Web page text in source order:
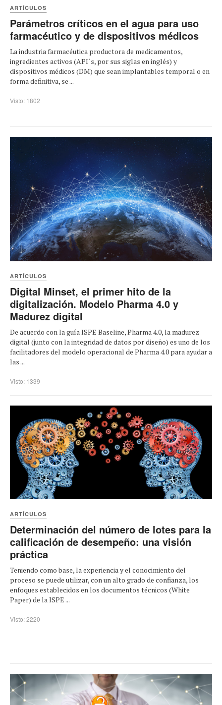
ARTÍCULOS
Parámetros críticos en el agua para uso
farmacéutico y de dispositivos médicos
La industria farmacéutica productora de medicamentos,
ingredientes activos (API´s, por sus siglas en inglés) y
dispositivos médicos (DM) que sean implantables temporal o en
forma definitiva, se ...
Visto: 1802
ARTÍCULOS
Digital Minset, el primer hito de la
digitalización. Modelo Pharma 4.0 y
Madurez digital
De acuerdo con la guía ISPE Baseline, Pharma 4.0, la madurez
digital (junto con la integridad de datos por diseño) es uno de los
facilitadores del modelo operacional de Pharma 4.0 para ayudar a
las ...
Visto: 1339
ARTÍCULOS
Determinación del número de lotes para la
calificación de desempeño: una visión
práctica
Teniendo como base, la experiencia y el conocimiento del
proceso se puede utilizar, con un alto grado de confianza, los
enfoques establecidos en los documentos técnicos (White
Paper) de la ISPE ...
Visto: 2220